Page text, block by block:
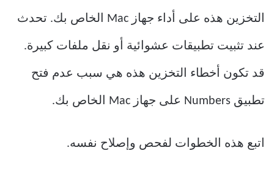
التخزين هذه على أداء جهاز Mac الخاص بك. تحدث
عند تثبيت تطبيقات عشوائية أو نقل ملفات كبيرة.
قد تكون أخطاء التخزين هذه هي سبب عدم فتح
تطبيق Numbers على جهاز Mac الخاص بك.
اتبع هذه الخطوات لفحص وإصلاح نفسه.